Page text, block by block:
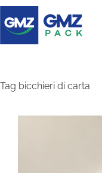
Tag bicchieri di carta